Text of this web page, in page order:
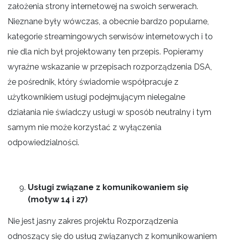
założenia strony internetowej na swoich serwerach.
Nieznane były wówczas, a obecnie bardzo popularne,
kategorie streamingowych serwisów internetowych i to
nie dla nich był projektowany ten przepis. Popieramy
wyraźne wskazanie w przepisach rozporządzenia DSA,
że pośrednik, który świadomie współpracuje z
użytkownikiem usługi podejmującym nielegalne
działania nie świadczy usługi w sposób neutralny i tym
samym nie może korzystać z wyłączenia
odpowiedzialności.
Usługi związane z komunikowaniem się
(motyw 14 i 27)
Nie jest jasny zakres projektu Rozporządzenia
odnoszący się do usług związanych z komunikowaniem